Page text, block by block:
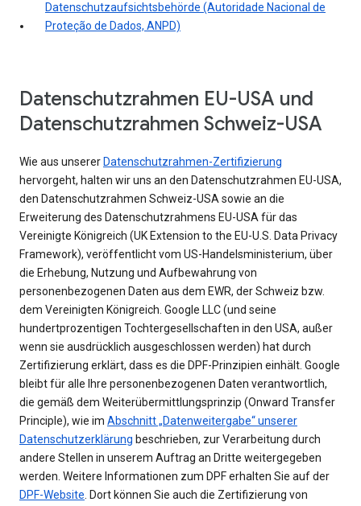
Datenschutzaufsichtsbehörde (Autoridade Nacional de
Proteção de Dados, ANPD)
Datenschutzrahmen EU-USA und
Datenschutzrahmen Schweiz-USA
Wie aus unserer Datenschutzrahmen-Zertifizierung
hervorgeht, halten wir uns an den Datenschutzrahmen EU-USA,
den Datenschutzrahmen Schweiz-USA sowie an die
Erweiterung des Datenschutzrahmens EU-USA für das
Vereinigte Königreich (UK Extension to the EU-U.S. Data Privacy
Framework), veröffentlicht vom US-Handelsministerium, über
die Erhebung, Nutzung und Aufbewahrung von
personenbezogenen Daten aus dem EWR, der Schweiz bzw.
dem Vereinigten Königreich. Google LLC (und seine
hundertprozentigen Tochtergesellschaften in den USA, außer
wenn sie ausdrücklich ausgeschlossen werden) hat durch
Zertifizierung erklärt, dass es die DPF-Prinzipien einhält. Google
bleibt für alle Ihre personenbezogenen Daten verantwortlich,
die gemäß dem Weiterübermittlungsprinzip (Onward Transfer
Principle), wie im Abschnitt „Datenweitergabe“ unserer
Datenschutzerklärung beschrieben, zur Verarbeitung durch
andere Stellen in unserem Auftrag an Dritte weitergegeben
werden. Weitere Informationen zum DPF erhalten Sie auf der
DPF-Website. Dort können Sie auch die Zertifizierung von